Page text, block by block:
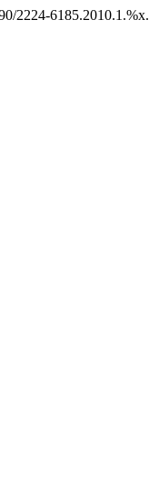
2224-6185.2010.1.%x.